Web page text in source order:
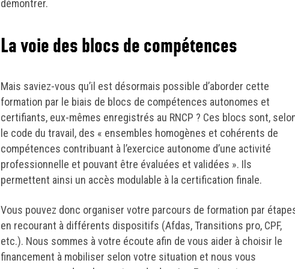
démontrer.
La voie des blocs de compétences
Mais saviez-vous qu’il est désormais possible d’aborder cette
formation par le biais de blocs de compétences autonomes et
certifiants, eux-mêmes enregistrés au RNCP ? Ces blocs sont,
le code du travail, des « ensembles homogènes et cohérents de
compétences contribuant à l’exercice autonome d’une activité
professionnelle et pouvant être évaluées et validées ». Ils
permettent ainsi un accès modulable à la certification finale.
Vous pouvez donc organiser votre parcours de formation par
en recourant à différents dispositifs (Afdas, Transitions pro, CPF,
etc.). Nous sommes à votre écoute afin de vous aider à choisir le
financement à mobiliser selon votre situation et nous vous